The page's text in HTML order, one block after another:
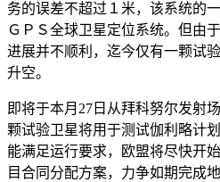
务的误差不超过１米，该系统的
ＧＰＳ全球卫星定位系统。但由
进展并不顺利，迄今仅有一颗试
升空。
即将于本月27日从拜科努尔发射
颗试验卫星将用于测试伽利略计
能满足运行要求，欧盟将尽快开
目合同分配方案，力争如期完成